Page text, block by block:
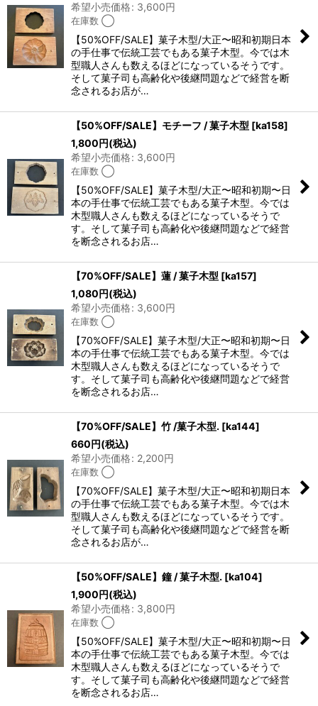
希望小売価格: 3,600円
在庫数 ◯
【50%OFF/SALE】菓子木型/大正〜昭和初期日本
の手仕事で伝統工芸でもある菓子木型。今では木
型職人さんも数えるほどになっているそうです。
そして菓子司も高齢化や後継問題などで経営を断
念されるお店が…
【50%OFF/SALE】モチーフ / 菓子木型 [ka158]
1,800円(税込)
希望小売価格: 3,600円
在庫数 ◯
【50%OFF/SALE】菓子木型/大正〜昭和初期〜日
本の手仕事で伝統工芸でもある菓子木型。今では
木型職人さんも数えるほどになっているそうで
す。そして菓子司も高齢化や後継問題などで経営
を断念されるお店…
【70%OFF/SALE】蓮 / 菓子木型 [ka157]
1,080円(税込)
希望小売価格: 3,600円
在庫数 ◯
【70%OFF/SALE】菓子木型/大正〜昭和初期〜日
本の手仕事で伝統工芸でもある菓子木型。今では
木型職人さんも数えるほどになっているそうで
す。そして菓子司も高齢化や後継問題などで経営
を断念されるお店…
【70%OFF/SALE】竹 /菓子木型. [ka144]
660円(税込)
希望小売価格: 2,200円
在庫数 ◯
【70%OFF/SALE】菓子木型/大正〜昭和初期日本
の手仕事で伝統工芸でもある菓子木型。今では木
型職人さんも数えるほどになっているそうです。
そして菓子司も高齢化や後継問題などで経営を断
念されるお店が…
【50%OFF/SALE】鐘 / 菓子木型. [ka104]
1,900円(税込)
希望小売価格: 3,800円
在庫数 ◯
【50%OFF/SALE】菓子木型/大正〜昭和初期〜日
本の手仕事で伝統工芸でもある菓子木型。今では
木型職人さんも数えるほどになっているそうで
す。そして菓子司も高齢化や後継問題などで経営
を断念されるお店…